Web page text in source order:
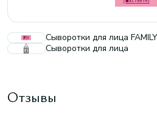
Сыворотки для лица
Сыворотки для лица
Отзывы